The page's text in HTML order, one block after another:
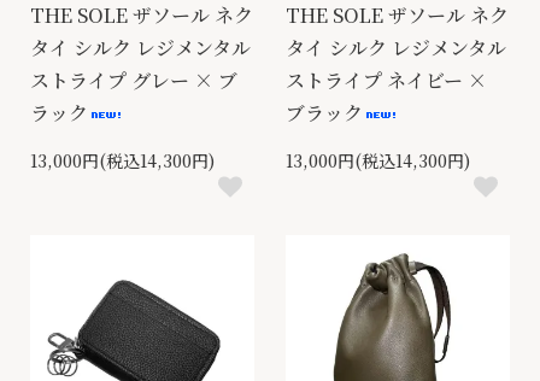
THE SOLE ザソール ネク
タイ シルク レジメンタル
ストライプ グレー × ブ
ラック
13,000円(税込14,300円)
THE SOLE ザソール ネク
タイ シルク レジメンタル
ストライプ ネイビー ×
ブラック
13,000円(税込14,300円)